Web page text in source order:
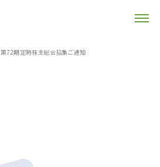
第72期定時株主総会招集ご通知